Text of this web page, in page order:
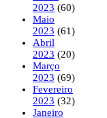
2023 (60)
Maio
2023 (61)
Abril
2023 (20)
Março
2023 (69)
Fevereiro
2023 (32)
Janeiro